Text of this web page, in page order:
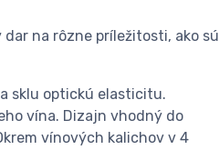
na rôzne príležitosti, ako sú
sklu optickú elasticitu.
vína. Dizajn vhodný do
vínových kalichov v 4